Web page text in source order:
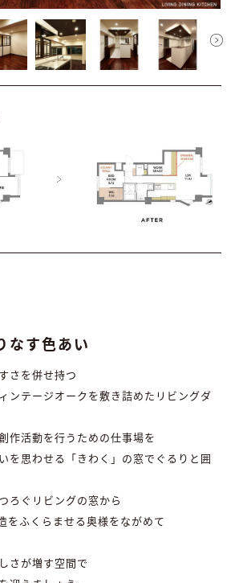
なす色あい
さを併せ持つ
ンテージオークを敷き詰めたリビングダ
作活動を行うための仕事場を
を思わせる「きわく」の窓でぐるりと囲
ろぐリビングの窓から
をふくらませる奥様をながめて
さが増す空間で